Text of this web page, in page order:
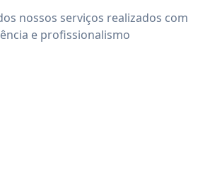
nossos serviços realizados com
e profissionalismo